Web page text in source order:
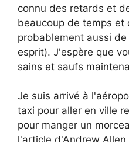
connu des retards et
beaucoup de temps et
probablement aussi
esprit). J'espère que
sains et saufs
Je suis arrivé à
taxi pour aller en ville
pour manger un